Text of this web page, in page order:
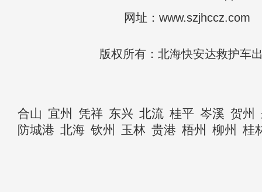
网址：www.szjhccz.com
版权所有：北海快安达救护车
合山 宜州 凭祥 东兴 北流 桂平 岑溪 贺州
防城港 北海 钦州 玉林 贵港 梧州 柳州 桂